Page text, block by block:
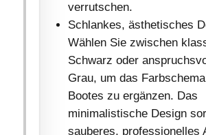
verrutschen.
Schlankes, ästhetisches
Wählen Sie zwischen
Schwarz oder
Grau, um das
Bootes zu ergänzen. Das
minimalistische Design
sauberes, professionelles